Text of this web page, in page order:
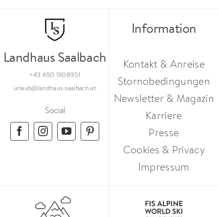
Landhaus Saalbach
+43 650 5108951
urlaub@landhaus-saalbach.at
Social
Information
Kontakt & Anreise
Stornobedingungen
Newsletter & Magazin
Karriere
Presse
Cookies & Privacy
Impressum